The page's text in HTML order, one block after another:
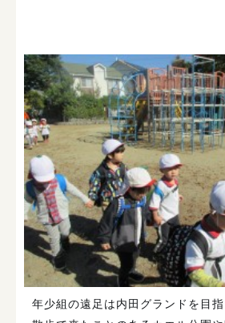
年少組の遠足は内田グランドを目指